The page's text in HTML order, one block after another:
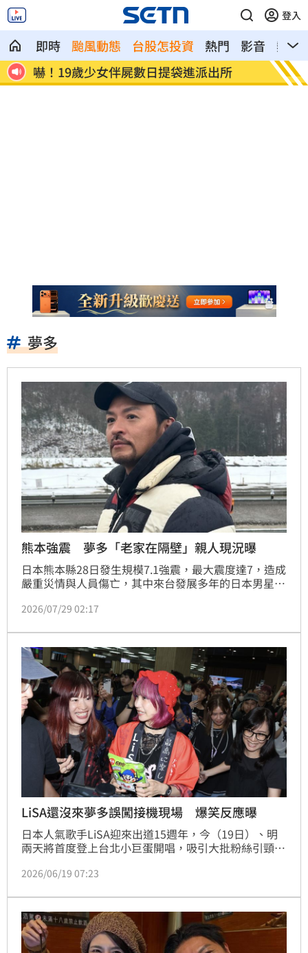
登入
即時 颱風動態 台股怎投資 熱門 影音
熱搜
白海豚海警最快這時解除！9日颱風假一覽
匯
夢多
熊本強震 夢多「老家在隔壁」親人現況曝
日本熊本縣28日發生規模7.1強震，最大震度達7，造成
嚴重災情與人員傷亡，其中來台發展多年的日本男星夢
間也發聲曝光家人現況。蔡佩伶報導
2026/07/29 02:17
LiSA還沒來夢多誤闖接機現場 爆笑反應曝
日本人氣歌手LiSA迎來出道15週年，今（19日）、明
兩天將首度登上台北小巨蛋開唱，吸引大批粉絲引頸期
場，希望能第一時間迎接偶像抵台。沒想到，LiSA本人
意外上演一段爆笑插曲。
2026/06/19 07:23